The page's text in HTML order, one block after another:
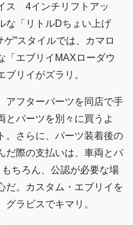
ス 4インチリフトアッ
な「リトルDちょい上げ
”スタイルでは、カマロ
「エブリイMAXローダウ
リイがズラリ。
アフターパーツを同店で手
とパーツを別々に買うよ
。さらに、パーツ装着後の
だ際の支払いは、車両とパ
ちろん、公認が必要な場
だ。カスタム・エブリイを
ラビスでキマリ。